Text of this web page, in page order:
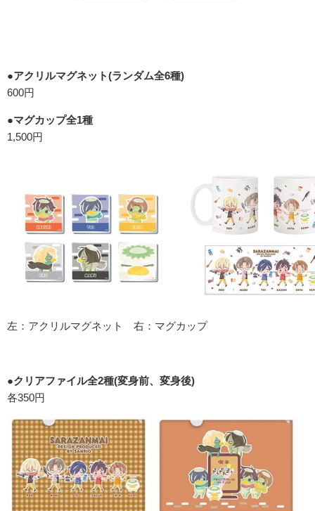
●アクリルマグネット(ランダム全6種)
600円
●マグカップ全1種
1,500円
左：アクリルマグネット 右：マグカップ
●クリアファイル全2種(変身前、変身後)
各350円